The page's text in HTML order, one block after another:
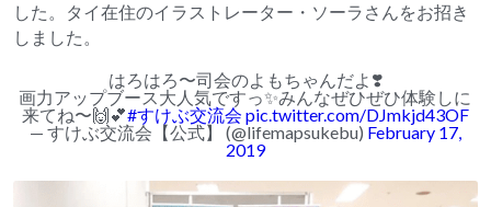
した。タイ在住のイラストレーター・ソーラさんをお招き
しました。
はろはろ〜司会のよもちゃんだよ❣️
画力アップブース大人気ですっ✨みんなぜひぜひ体験しに
来てね〜🙌💕#すけぶ交流会 pic.twitter.com/DJmkjd43OF
— すけぶ交流会【公式】 (@lifemapsukebu) February 17,
2019